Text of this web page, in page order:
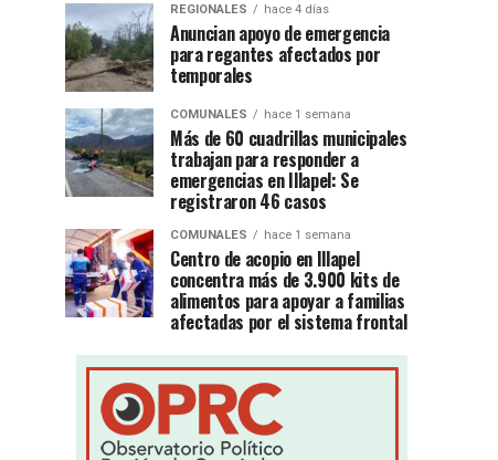
REGIONALES hace 4 días
Anuncian apoyo de emergencia
para regantes afectados por
temporales
COMUNALES hace 1 semana
Más de 60 cuadrillas municipales
trabajan para responder a
emergencias en Illapel: Se
registraron 46 casos
COMUNALES hace 1 semana
Centro de acopio en Illapel
concentra más de 3.900 kits de
alimentos para apoyar a familias
afectadas por el sistema frontal